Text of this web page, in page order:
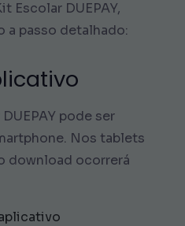
Escolar DUEPAY,
a passo detalhado:
pode ser
Nos tablets
download ocorrerá